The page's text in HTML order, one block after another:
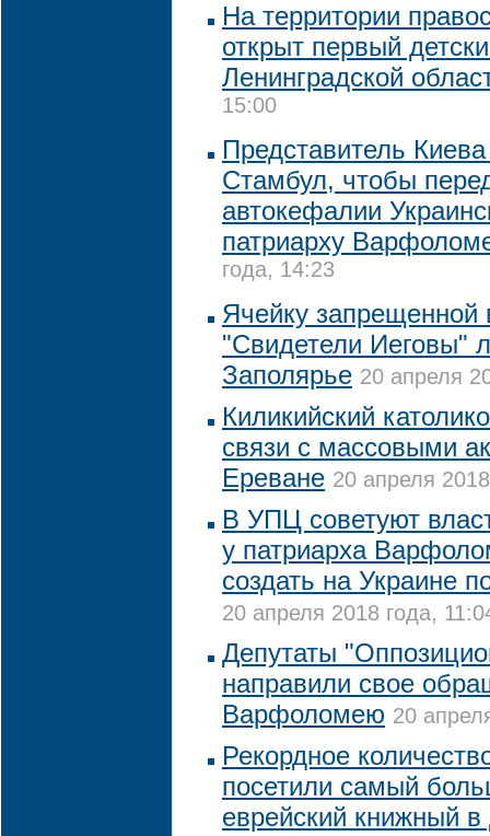
На территории
открыт первый
Ленинградской
15:00
Представитель
Стамбул, чтобы
автокефалии
патриарху
года, 14:23
Ячейку запрещенной
"Свидетели Иеговы"
Заполярье 20 апреля
Киликийский
связи с массовыми
Ереване 20 апреля
В УПЦ советуют
у патриарха
создать на Украине
20 апреля 2018 года,
Депутаты
направили свое
Варфоломею 20
Рекордное
посетили самый
еврейский книжный в